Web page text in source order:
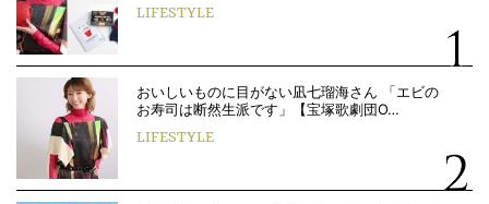
LIFESTYLE
おいしいものに目がない凪七瑠海さん 「エビの
お寿司は断然生派です」【宝塚歌劇団O…
LIFESTYLE